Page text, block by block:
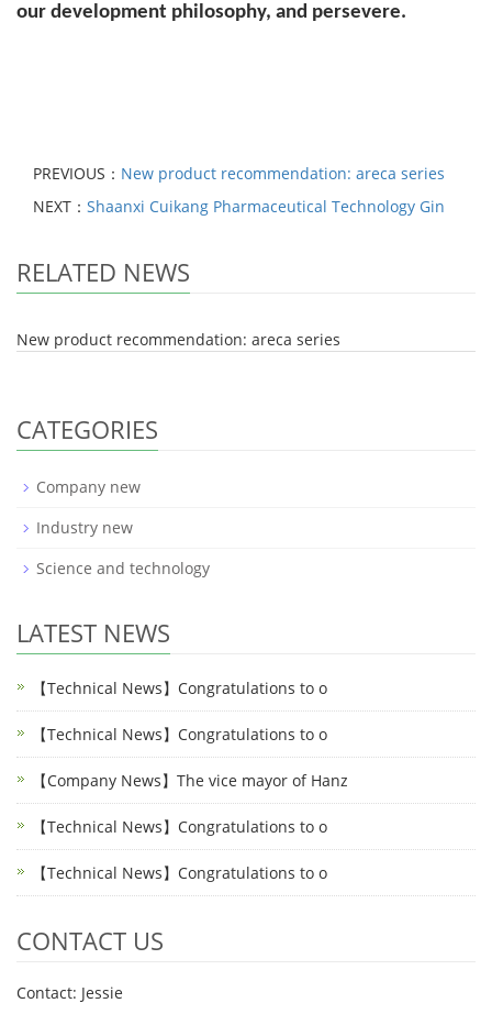
our development philosophy, and persevere.
PREVIOUS： New product recommendation: areca series
NEXT： Shaanxi Cuikang Pharmaceutical Technology Gin
RELATED NEWS
New product recommendation: areca series
CATEGORIES
Company new
Industry new
Science and technology
LATEST NEWS
【Technical News】Congratulations to o
【Technical News】Congratulations to o
【Company News】The vice mayor of Hanz
【Technical News】Congratulations to o
【Technical News】Congratulations to o
CONTACT US
Contact: Jessie